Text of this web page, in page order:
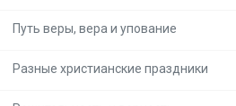
Путь веры, вера и упование
Разные христианские праздники